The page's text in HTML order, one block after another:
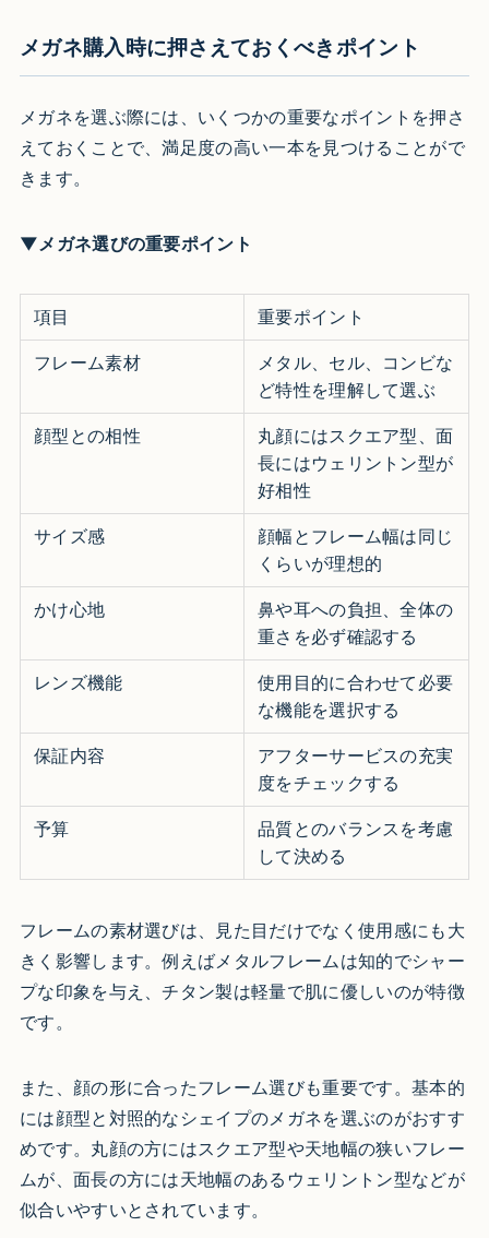
メガネ購入時に押さえておくべきポイント
メガネを選ぶ際には、いくつかの重要なポイントを押さ
えておくことで、満足度の高い一本を見つけることがで
きます。
▼メガネ選びの重要ポイント
項目 重要ポイント
フレーム素材
メタル、セル、コンビな
ど特性を理解して選ぶ
顔型との相性
丸顔にはスクエア型、面
長にはウェリントン型が
好相性
サイズ感
顔幅とフレーム幅は同じ
くらいが理想的
かけ心地
鼻や耳への負担、全体の
重さを必ず確認する
レンズ機能
使用目的に合わせて必要
な機能を選択する
保証内容
アフターサービスの充実
度をチェックする
予算
品質とのバランスを考慮
して決める
フレームの素材選びは、見た目だけでなく使用感にも大
きく影響します。例えばメタルフレームは知的でシャー
プな印象を与え、チタン製は軽量で肌に優しいのが特徴
です。
また、顔の形に合ったフレーム選びも重要です。基本的
には顔型と対照的なシェイプのメガネを選ぶのがおすす
めです。丸顔の方にはスクエア型や天地幅の狭いフレー
ムが、面長の方には天地幅のあるウェリントン型などが
似合いやすいとされています。